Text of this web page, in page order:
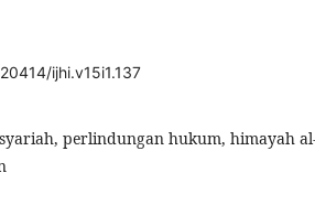
ijhi.v15i1.137
perlindungan hukum, himayah